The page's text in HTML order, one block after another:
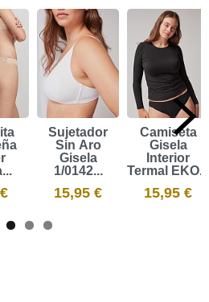
Sujetador
Sin Aro
Gisela
1/0142...
15,95 €
Camiseta
Gisela
Interior
Termal EKO...
15,95 €